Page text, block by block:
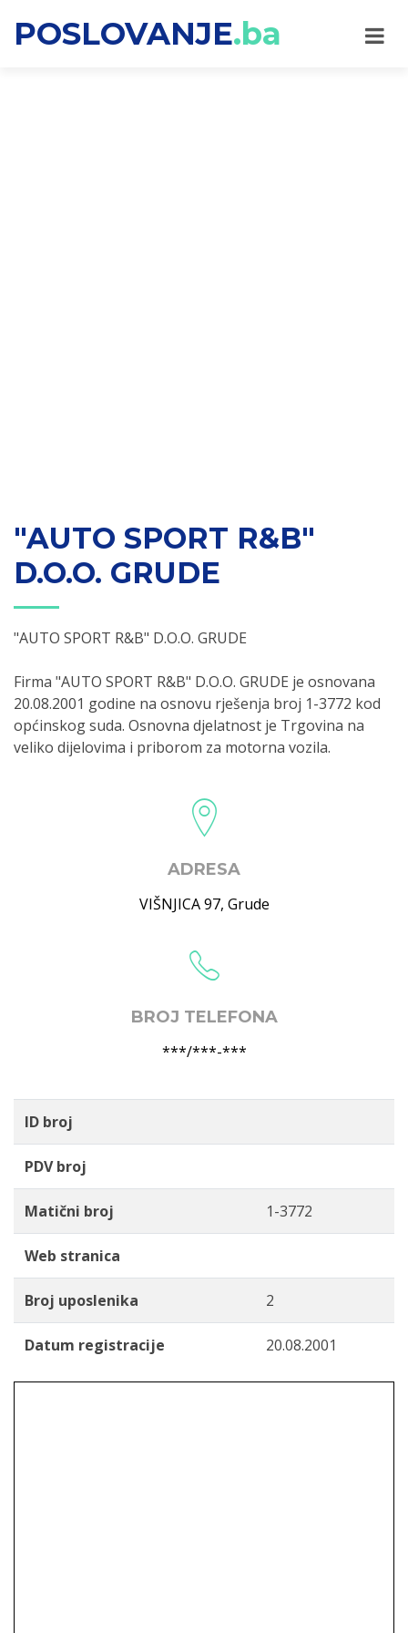
POSLOVANJE.ba
"AUTO SPORT R&B"
D.O.O. GRUDE
"AUTO SPORT R&B" D.O.O. GRUDE
Firma "AUTO SPORT R&B" D.O.O. GRUDE je osnovana
20.08.2001 godine na osnovu rješenja broj 1-3772 kod
općinskog suda. Osnovna djelatnost je Trgovina na
veliko dijelovima i priborom za motorna vozila.
ADRESA
VIŠNJICA 97, Grude
BROJ TELEFONA
***/***-***
ID broj
PDV broj
Matični broj 1-3772
Web stranica
Broj uposlenika 2
Datum registracije 20.08.2001